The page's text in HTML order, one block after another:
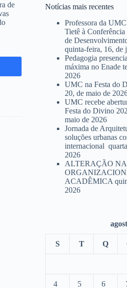
de
Notícias mais recentes
Professora da
Tietê à
de
quinta-feira, 16, de
Pedagogia
máxima no Enade
2026
UMC na Festa do
20, de maio de
UMC recebe
Festa do Divino
maio de 2026
Jornada de
soluções urbanas
internacional
2026
ALTERAÇÃO
ACADÊMICA
2026
S T Q
4 5 6